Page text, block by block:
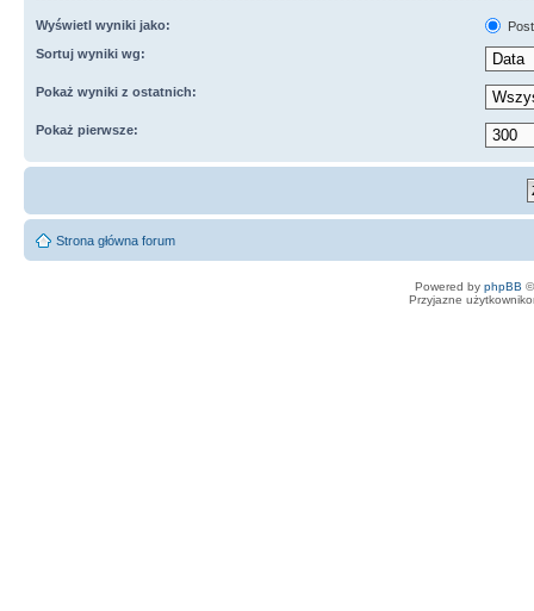
Wyświetl wyniki jako:
Sortuj wyniki wg:
Pokaż wyniki z ostatnich:
Pokaż pierwsze:
Strona główna forum
Powered by phpBB
Przyjazne